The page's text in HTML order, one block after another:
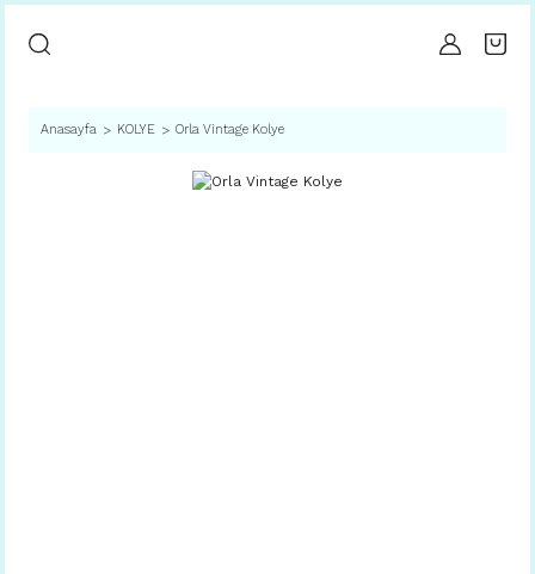
Anasayfa KOLYE Orla Vintage Kolye